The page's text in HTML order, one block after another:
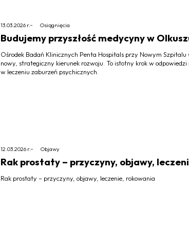
13.03.2026 r. Osiągnięcia
Budujemy przyszłość medycyny w
Ośrodek Badań Klinicznych Penta Hospitals przy Nowym
nowy, strategiczny kierunek rozwoju. To istotny krok w
w leczeniu zaburzeń psychicznych.
12.03.2026 r. Objawy
Rak prostaty – przyczyny, objawy,
Rak prostaty – przyczyny, objawy, leczenie, rokowania